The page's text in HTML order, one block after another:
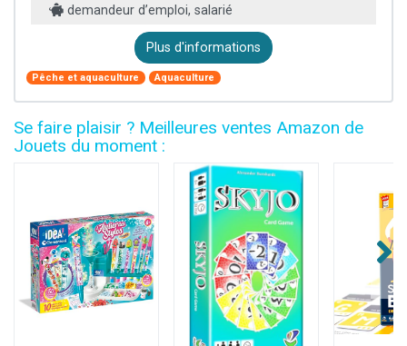
demandeur d’emploi, salarié
Plus d'informations
Pêche et aquaculture Aquaculture
Se faire plaisir ? Meilleures ventes Amazon de
Jouets du moment :